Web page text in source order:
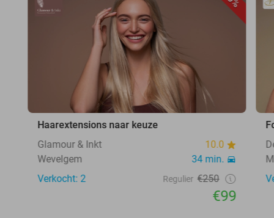
Haarextensions naar keuze
Glamour & Inkt
10.0
Wevelgem
34 min.
Verkocht: 2
Regulier €250
€99